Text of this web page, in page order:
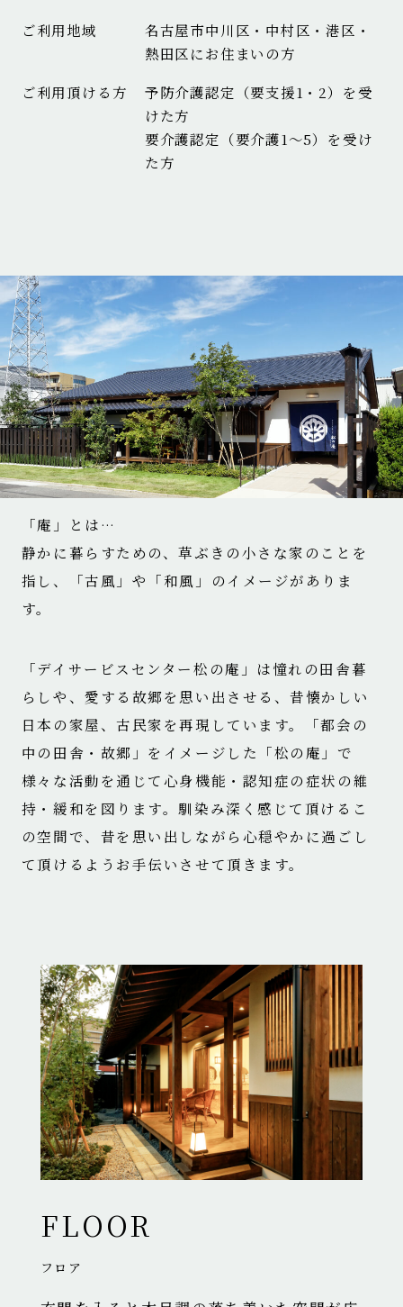
ご利用地域
名古屋市中川区・中村区・港区・
熱田区にお住まいの方
ご利用頂ける方
予防介護認定（要支援1・2）を受
けた方
要介護認定（要介護1～5）を受け
た方
「庵」とは…
静かに暮らすための、草ぶきの小さな家のことを
指し、
「古風」や「和風」のイメージがありま
す。
「デイサービスセンター松の庵」は憧れの田舎暮
らしや、愛する故郷を思い出させる、昔懐かしい
日本の家屋、古民家を再現しています。
「都会の
中の田舎・故郷」をイメージした「松の庵」で
様々な活動を通じて心身機能・認知症の症状の維
持・緩和を図ります。 馴染み深く感じて頂けるこ
の空間で、 昔を思い出しながら心穏やかに過ごし
て頂けるようお手伝いさせて頂きます。
FLOOR
フロア